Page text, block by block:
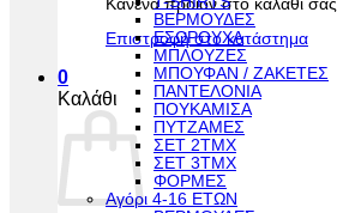
Κανένα προϊόν στο καλάθι σας.
Επιστροφή στο κατάστημα
0
Καλάθι
ΒΕΡΜΟΥΔΕΣ
ΕΣΩΡΟΥΧΑ
ΜΠΛΟΥΖΕΣ
ΜΠΟΥΦΑΝ / ΖΑΚΕΤΕΣ
ΠΑΝΤΕΛΟΝΙΑ
ΠΟΥΚΑΜΙΣΑ
ΠΥΤΖΑΜΕΣ
ΣΕΤ 2ΤΜΧ
ΣΕΤ 3ΤΜΧ
ΦΟΡΜΕΣ
Αγόρι 4-16 ΕΤΩΝ